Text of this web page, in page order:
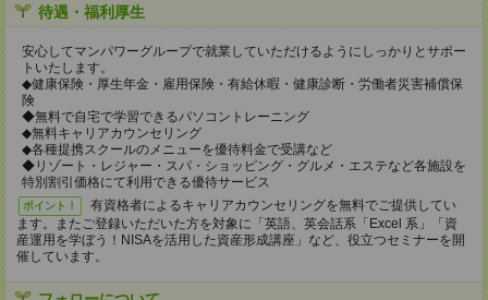
待遇・福利厚生
安心してマンパワーグループで就業していただけるようにしっかりとサポー
トいたします。
◆健康保険・厚生年金・雇用保険・有給休暇・健康診断・労働者災害補償保
険
◆無料で自宅で学習できるパソコントレーニング
◆無料キャリアカウンセリング
◆各種提携スクールのメニューを優待料金で受講など
◆リゾート・レジャー・スパ・ショッピング・グルメ・エステなど各施設を
特別割引価格にて利用できる優待サービス
ポイント！
有資格者によるキャリアカウンセリングを無料でご提供してい
ます。またご登録いただいた方を対象に「英語、英会話系「Excel 系」「資
産運用を学ぼう！NISAを活用した資産形成講座」など、役立つセミナーを開
催しています。